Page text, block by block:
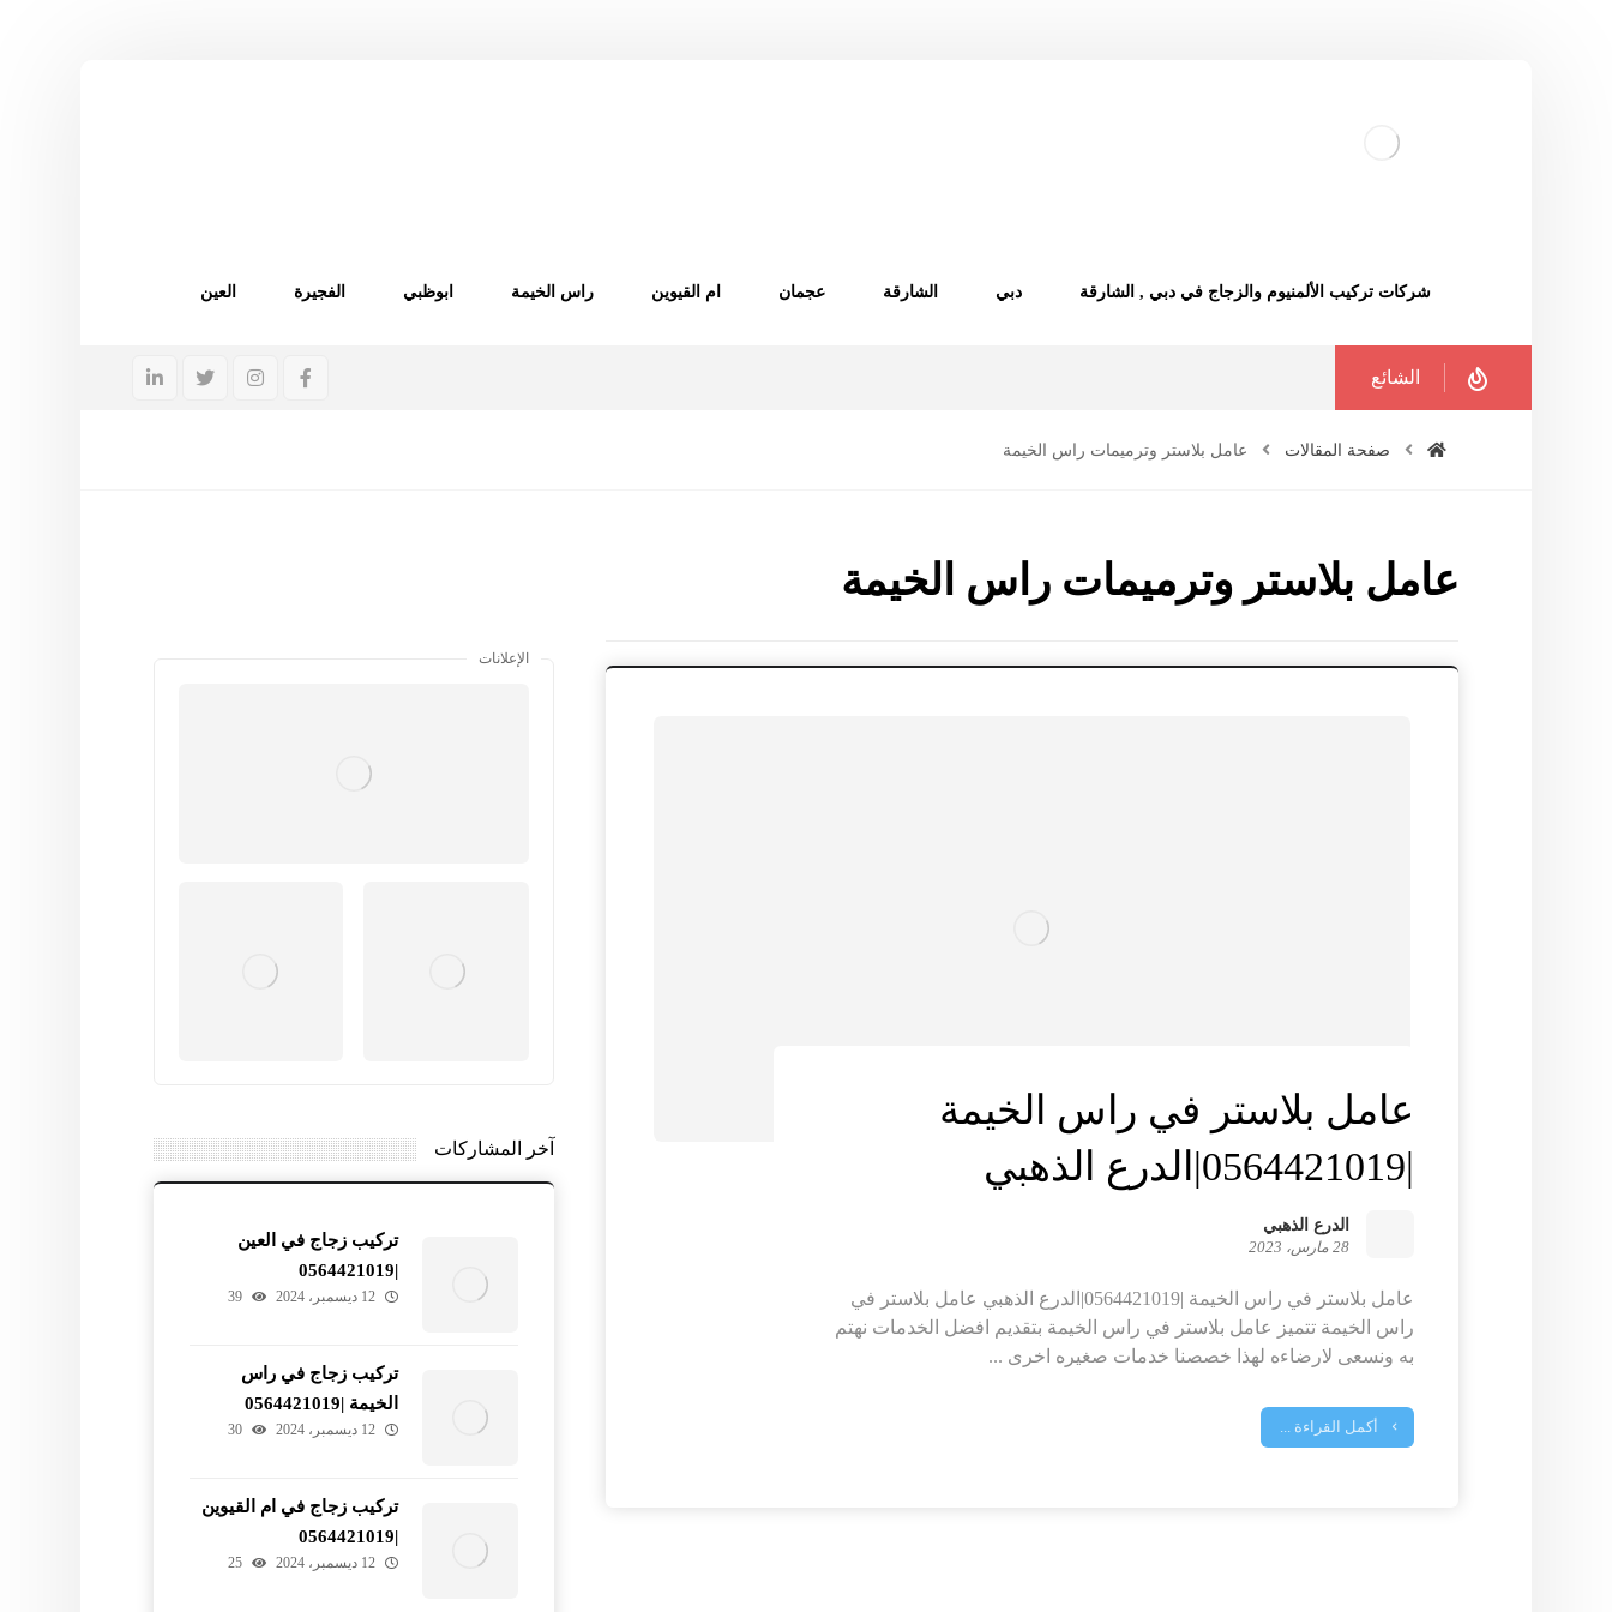
شركات تركيب الألمنيوم والزجاج في دبي , الشارقة دبي الشارقة عجمان ام القيوين راس الخيمة ابوظبي الفجيرة العين
الشائع
صفحة المقالات عامل بلاستر وترميمات راس الخيمة
عامل بلاستر وترميمات راس الخيمة
عامل بلاستر في راس الخيمة
|0564421019|الدرع الذهبي
الدرع الذهبي
28 مارس، 2023
عامل بلاستر في راس الخيمة |0564421019|الدرع الذهبي عامل بلاستر في
راس الخيمة تتميز عامل بلاستر في راس الخيمة بتقديم افضل الخدمات نهتم
به ونسعى لارضاءه لهذا خصصنا خدمات صغيره اخرى ...
أكمل القراءة ...
الإعلانات
آخر المشاركات
تركيب زجاج في العين
|0564421019
12 ديسمبر، 2024 39
تركيب زجاج في راس
الخيمة |0564421019
12 ديسمبر، 2024 30
تركيب زجاج في ام القيوين
|0564421019
12 ديسمبر، 2024 25